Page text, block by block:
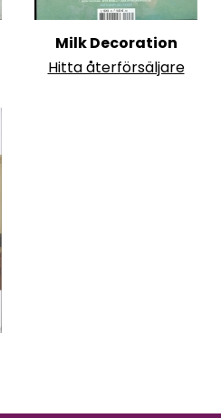
Milk Decoration
Hitta återförsäljare